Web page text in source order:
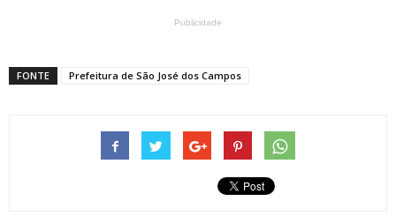
Publicidade
FONTE Prefeitura de São José dos Campos